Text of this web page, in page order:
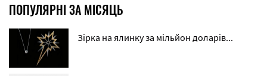
ПОПУЛЯРНІ ЗА МІСЯЦЬ
Зірка на ялинку за мільйон доларів...